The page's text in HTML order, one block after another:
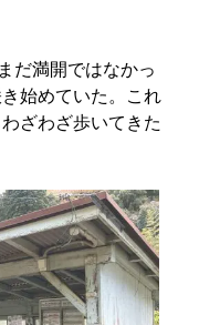
だ満開ではなかっ
始めていた。これ
ざわざ歩いてきた